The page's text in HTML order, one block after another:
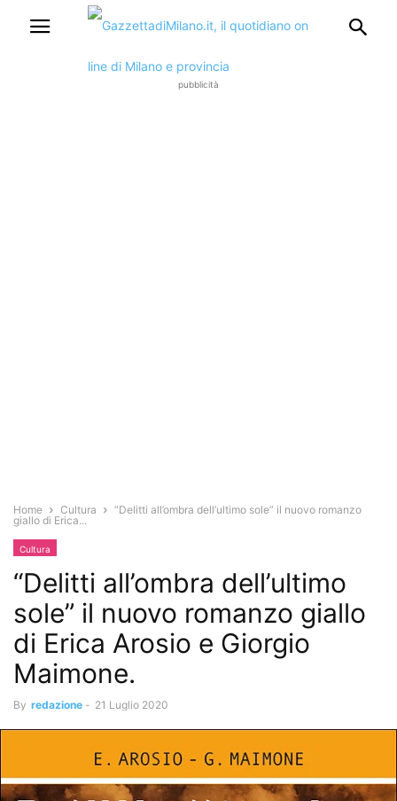
pubblicità
Home Cultura
“Delitti all’ombra dell’ultimo sole” il nuovo romanzo
giallo di Erica...
Cultura
“Delitti all’ombra dell’ultimo
sole” il nuovo romanzo giallo
di Erica Arosio e Giorgio
Maimone.
By redazione - 21 Luglio 2020